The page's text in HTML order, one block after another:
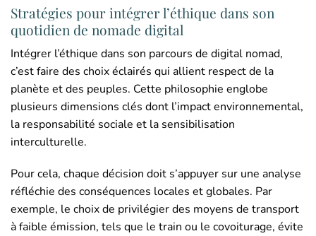
Stratégies pour intégrer l’éthique dans son
quotidien de nomade digital
Intégrer l’éthique dans son parcours de digital nomad,
c’est faire des choix éclairés qui allient respect de la
planète et des peuples. Cette philosophie englobe
plusieurs dimensions clés dont l’impact environnemental,
la responsabilité sociale et la sensibilisation
interculturelle.
Pour cela, chaque décision doit s’appuyer sur une analyse
réfléchie des conséquences locales et globales. Par
exemple, le choix de privilégier des moyens de transport
à faible émission, tels que le train ou le covoiturage, évite